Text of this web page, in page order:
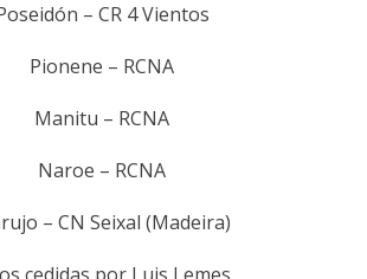
– CR 4 Vientos
Pionene – RCNA
Manitu – RCNA
Naroe – RCNA
– CN Seixal (Madeira)